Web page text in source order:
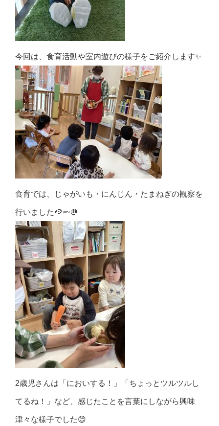
今回は、食育活動や室内遊びの様子をご紹介します✨
食育では、じゃがいも・にんじん・たまねぎの観察を
行いました🥔🥕🧅
2歳児さんは「においする！」「ちょっとツルツルし
てるね！」など、感じたことを言葉にしながら興味
津々な様子でした😊